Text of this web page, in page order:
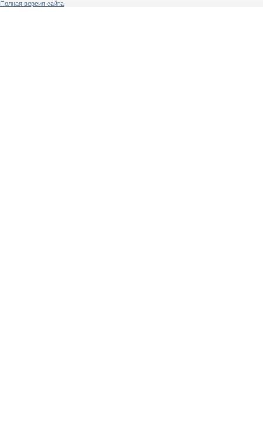
Полная версия сайта